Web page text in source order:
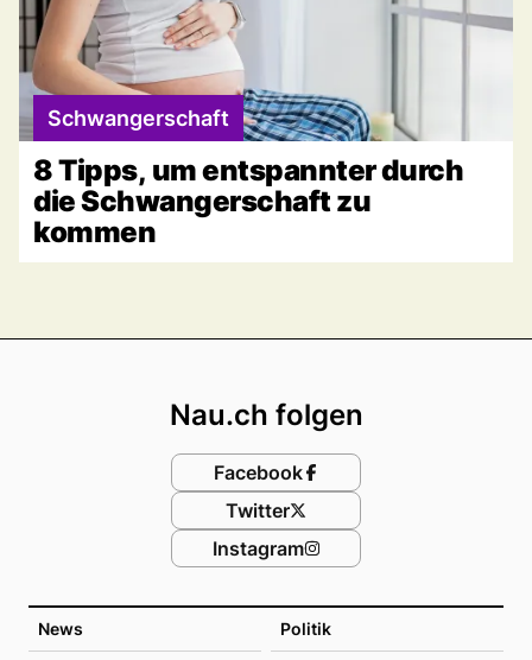
Schwangerschaft
8 Tipps, um entspannter durch
die Schwangerschaft zu
kommen
News Politik
Nau.ch folgen
Facebook
Twitter
Instagram